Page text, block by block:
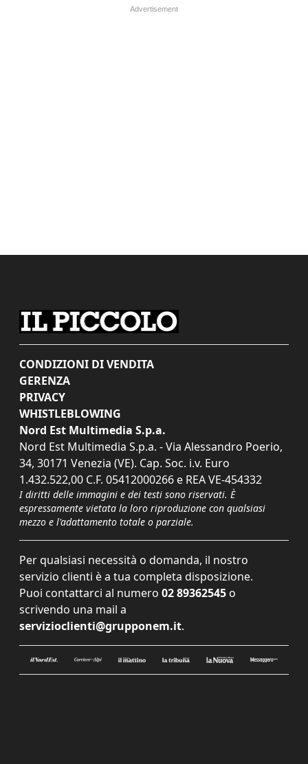
CONDIZIONI DI VENDITA
GERENZA
PRIVACY
WHISTLEBLOWING
Nord Est Multimedia S.p.a.
Nord Est Multimedia S.p.a. - Via Alessandro Poerio,
34, 30171 Venezia (VE). Cap. Soc. i.v. Euro
1.432.522,00 C.F. 05412000266 e REA VE-454332
I diritti delle immagini e dei testi sono riservati. È
espressamente vietata la loro riproduzione con qualsiasi
mezzo e l'adattamento totale o parziale.
Per qualsiasi necessità o domanda, il nostro
servizio clienti è a tua completa disposizione.
Puoi contattarci al numero 02 89362545 o
scrivendo una mail a
servizioclienti@grupponem.it.